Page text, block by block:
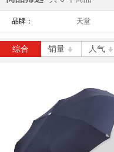
品牌： 天堂
综合 销量 人气